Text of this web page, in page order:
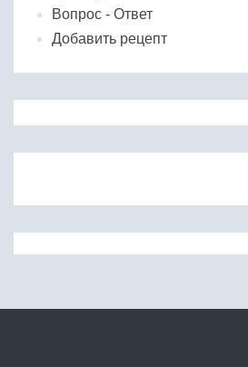
Вопрос - Ответ
Добавить рецепт